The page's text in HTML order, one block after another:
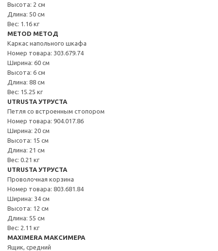
Высота: 2 см
Длина: 50 см
Вес: 1.16 кг
METOD МЕТОД
Каркас напольного шкафа
Номер товара: 303.679.74
Ширина: 60 см
Высота: 6 см
Длина: 88 см
Вес: 15.25 кг
UTRUSTA УТРУСТА
Петля со встроенным стопором
Номер товара: 904.017.86
Ширина: 20 см
Высота: 15 см
Длина: 21 см
Вес: 0.21 кг
UTRUSTA УТРУСТА
Проволочная корзина
Номер товара: 803.681.84
Ширина: 34 см
Высота: 12 см
Длина: 55 см
Вес: 2.11 кг
MAXIMERA МАКСИМЕРА
Ящик, средний